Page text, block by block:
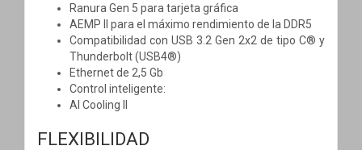
Ranura Gen 5 para tarjeta gráfica
AEMP II para el máximo rendimiento de la DDR5
Compatibilidad con USB 3.2 Gen 2x2 de tipo C® y
Thunderbolt (USB4®)
Ethernet de 2,5 Gb
Control inteligente:
AI Cooling II
FLEXIBILIDAD